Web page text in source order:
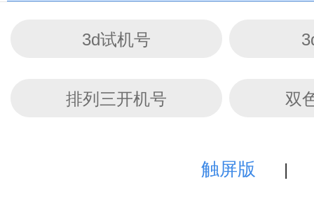
3d试机号
排列三开机号 双
触屏版 |